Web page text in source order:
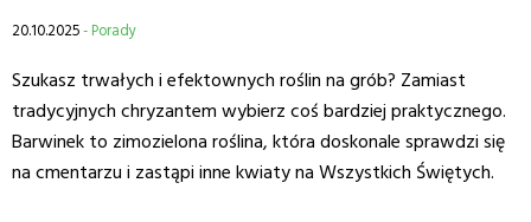
20.10.2025- Porady
Szukasz trwałych i efektownych roślin na grób? Zamiast
tradycyjnych chryzantem wybierz coś bardziej praktycznego.
Barwinek to zimozielona roślina, która doskonale sprawdzi się
na cmentarzu i zastąpi inne kwiaty na Wszystkich Świętych.